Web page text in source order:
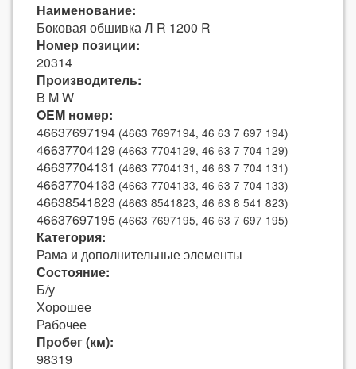
Наименование:
Боковая обшивка Л R 1200 R
Номер позиции:
20314
Производитель:
B M W
OEM номер:
46637697194 (4663 7697194, 46 63 7 697 194)
46637704129 (4663 7704129, 46 63 7 704 129)
46637704131 (4663 7704131, 46 63 7 704 131)
46637704133 (4663 7704133, 46 63 7 704 133)
46638541823 (4663 8541823, 46 63 8 541 823)
46637697195 (4663 7697195, 46 63 7 697 195)
Категория:
Рама и дополнительные элементы
Состояние:
Б/у
Хорошее
Рабочее
Пробег (км):
98319